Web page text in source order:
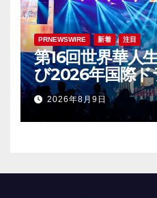
PRNEWSWIRE 新着 注目
第16回世界華人
び2026年国際ド
（IDA）年次会
2026年8月9日